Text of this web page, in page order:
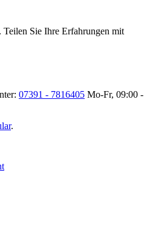
Sie Ihre Erfahrungen mit
07391 - 7816405 Mo-Fr, 09:00 -
.